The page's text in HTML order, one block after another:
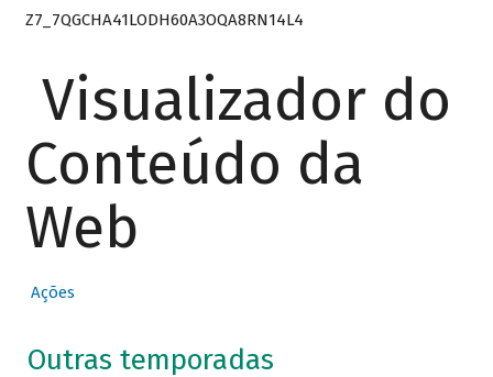
Z7_7QGCHA41LODH60A3OQA8RN14L4
Visualizador do
Conteúdo da
Web
Ações
Outras temporadas